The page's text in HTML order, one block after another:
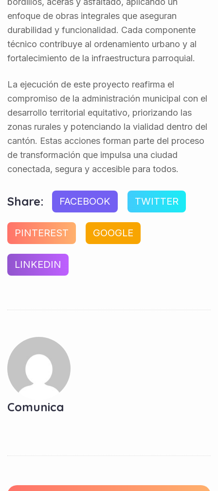
enfoque de obras integrales que aseguran
durabilidad y funcionalidad. Cada componente
técnico contribuye al ordenamiento urbano y al
fortalecimiento de la infraestructura parroquial.
La ejecución de este proyecto reafirma el
compromiso de la administración municipal con el
desarrollo territorial equitativo, priorizando las
zonas rurales y potenciando la vialidad dentro del
cantón. Estas acciones forman parte del proceso
de transformación que impulsa una ciudad
conectada, segura y accesible para todos.
Share: FACEBOOK TWITTER
PINTEREST GOOGLE
LINKEDIN
Comunica